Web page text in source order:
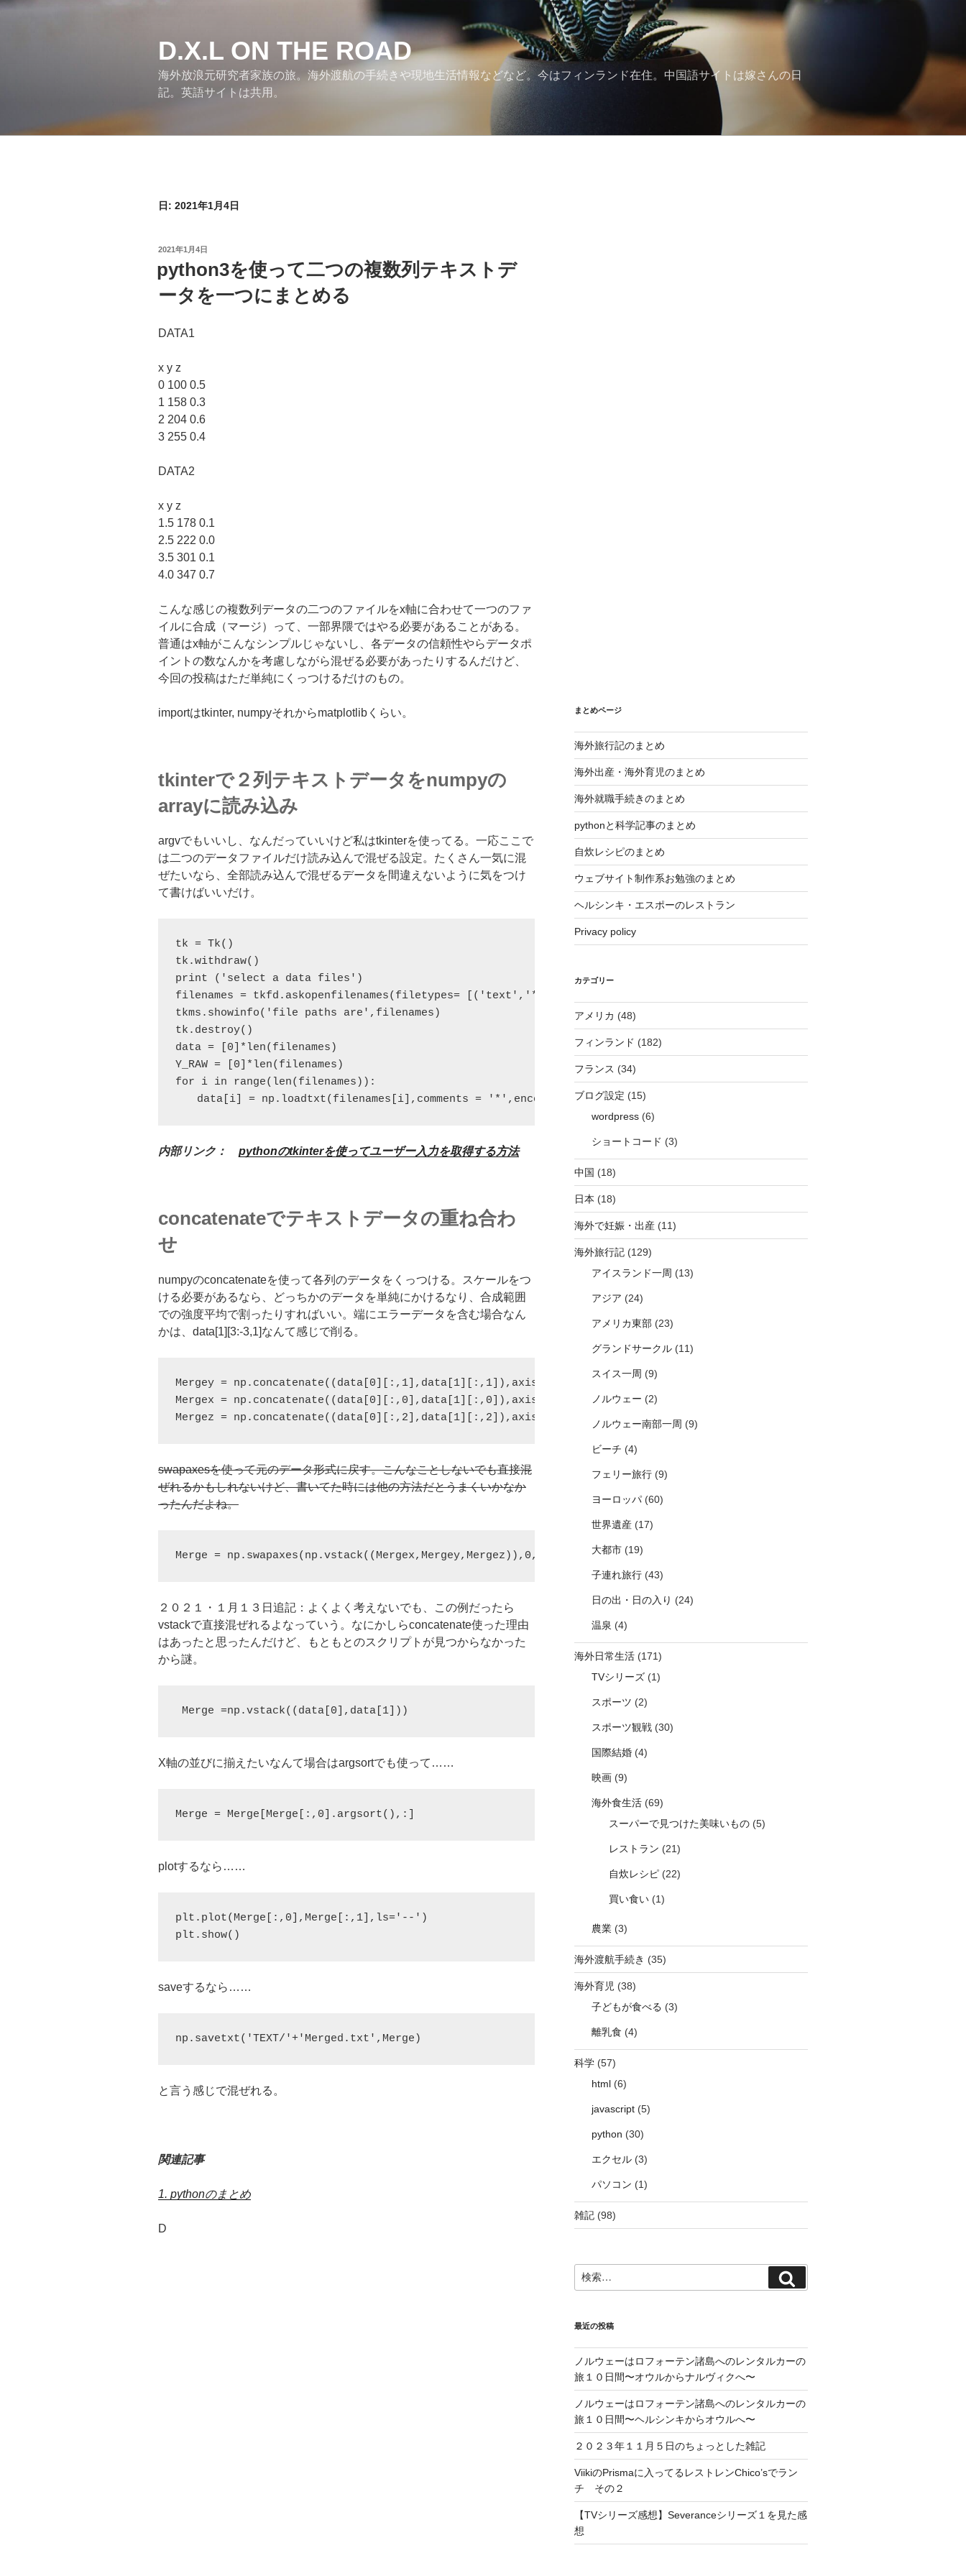
コ
D.X.L ON THE ROAD
海外放浪元研究者家族の旅。海外渡航の手続きや現地生活情報などなど。今はフィンランド在住。中国語サイトは嫁さんの日
記。英語サイトは共用。
日: 2021年1月4日
投
日:
2021年1月4日
python3を使って二つの複数列テキストデ
ータを一つにまとめる
DATA1
x y z
0 100 0.5
1 158 0.3
2 204 0.6
3 255 0.4
DATA2
x y z
1.5 178 0.1
2.5 222 0.0
3.5 301 0.1
4.0 347 0.7
こんな感じの複数列データの二つのファイルをx軸に合わせて一つのファ
イルに合成（マージ）って、一部界隈ではやる必要があることがある。
普通はx軸がこんなシンプルじゃないし、各データの信頼性やらデータポ
イントの数なんかを考慮しながら混ぜる必要があったりするんだけど、
今回の投稿はただ単純にくっつけるだけのもの。
importはtkinter, numpyそれからmatplotlibくらい。
tkinterで２列テキストデータをnumpyの
arrayに読み込み
argvでもいいし、なんだっていいけど私はtkinterを使ってる。一応ここで
は二つのデータファイルだけ読み込んで混ぜる設定。たくさん一気に混
ぜたいなら、全部読み込んで混ぜるデータを間違えないように気をつけ
て書けばいいだけ。
tk = Tk()
print ('select a data files')
filenames = tkfd.askopenfilenames(filetypes= [('text','*.dat'),('all','*.*')], initialdir='./DATA')
tkms.showinfo('file paths are',filenames)
tk.destroy()
data = [0]*len(filenames)
Y_RAW = [0]*len(filenames)
for i in range(len(filenames)):
data[i] = np.loadtxt(filenames[i],comments = '*',encoding='Shift-JIS',skiprows=36)
内部リンク： pythonのtkinterを使ってユーザー入力を取得する方法
concatenateでテキストデータの重ね合わ
せ
numpyのconcatenateを使って各列のデータをくっつける。スケールをつ
ける必要があるなら、どっちかのデータを単純にかけるなり、合成範囲
での強度平均で割ったりすればいい。端にエラーデータを含む場合なん
かは、data[1][3:-3,1]なんて感じで削る。
Mergex = np.concatenate((data[0][:,0],data[1][:,0]),axis=0)
Mergez = np.concatenate((data[0][:,2],data[1][:,2]),axis=0)
swapaxesを使って元のデータ形式に戻す。こんなことしないでも直接混
ぜれるかもしれないけど、書いてた時には他の方法だとうまくいかなか
ったんだよね。
Merge = np.swapaxes(np.vstack((Mergex,Mergey,Mergez)),0,1)
２０２１・１月１３日追記：よくよく考えないでも、この例だったら
vstackで直接混ぜれるよなっていう。なにかしらconcatenate使った理由
はあったと思ったんだけど、もともとのスクリプトが見つからなかった
から謎。
Merge =np.vstack((data[0],data[1]))
X軸の並びに揃えたいなんて場合はargsortでも使って……
Merge = Merge[Merge[:,0].argsort(),:]
plotするなら……
plt.plot(Merge[:,0],Merge[:,1],ls='--')
plt.show()
saveするなら……
np.savetxt('TEXT/'+'Merged.txt',Merge)
と言う感じで混ぜれる。
関連記事
1. pythonのまとめ
D
まとめページ
海外旅行記のまとめ
海外出産・海外育児のまとめ
海外就職手続きのまとめ
pythonと科学記事のまとめ
自炊レシピのまとめ
ウェブサイト制作系お勉強のまとめ
ヘルシンキ・エスポーのレストラン
Privacy policy
カテゴリー
アメリカ (48)
フィンランド (182)
フランス (34)
ブログ設定 (15)
wordpress(6)
ショートコード (3)
中国 (18)
日本 (18)
海外で妊娠・出産(11)
海外旅行記(129)
アイスランド一周 (13)
アジア (24)
アメリカ東部(23)
グランドサークル(11)
スイス一周 (9)
ノルウェー (2)
ノルウェー南部一周 (9)
ビーチ (4)
フェリー旅行(9)
ヨーロッパ(60)
世界遺産(17)
大都市(19)
子連れ旅行(43)
日の出・日の入り (24)
温泉 (4)
海外日常生活(171)
TVシリーズ(1)
スポーツ (2)
スポーツ観戦(30)
国際結婚(4)
映画(9)
海外食生活(69)
スーパーで見つけた美味いもの(5)
レストラン (21)
自炊レシピ(22)
買い食い(1)
農業(3)
海外渡航手続き (35)
海外育児 (38)
子どもが食べる (3)
離乳食 (4)
科学(57)
html(6)
javascript(5)
python (30)
エクセル(3)
パソコン (1)
雑記(98)
検
索:
索
最近の投稿
ノルウェーはロフォーテン諸島へのレンタルカーの
旅１０日間〜オウルからナルヴィクへ〜
ノルウェーはロフォーテン諸島へのレンタルカーの
旅１０日間〜ヘルシンキからオウルへ〜
２０２３年１１月５日のちょっとした雑記
ViikiのPrismaに入ってるレストレンChico’sでラン
チ その２
【TVシリーズ感想】Severanceシリーズ１を見た感
想